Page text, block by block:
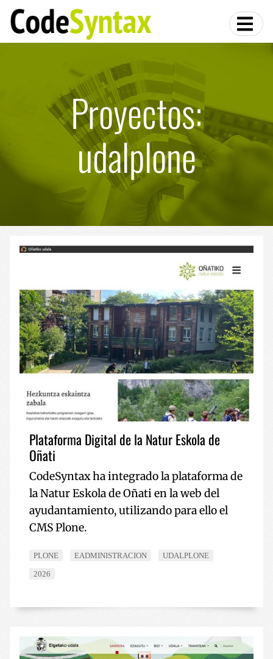
Proyectos:
udalplone
Plataforma Digital de la Natur Eskola de
Oñati
CodeSyntax ha integrado la plataforma de
la Natur Eskola de Oñati en la web del
ayudantamiento, utilizando para ello el
CMS Plone.
PLONE EADMINISTRACION
UDALPLONE
2026